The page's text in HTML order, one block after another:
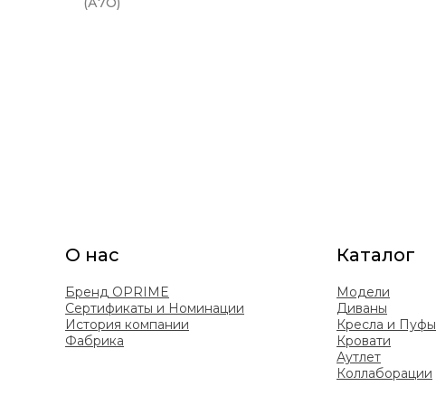
О нас
Бренд OPRIME
Сертификаты и Номинации
История компании
Фабрика
Каталог
Модели
Диваны
Кресла и Пуфы
Кровати
Аутлет
Коллаборации